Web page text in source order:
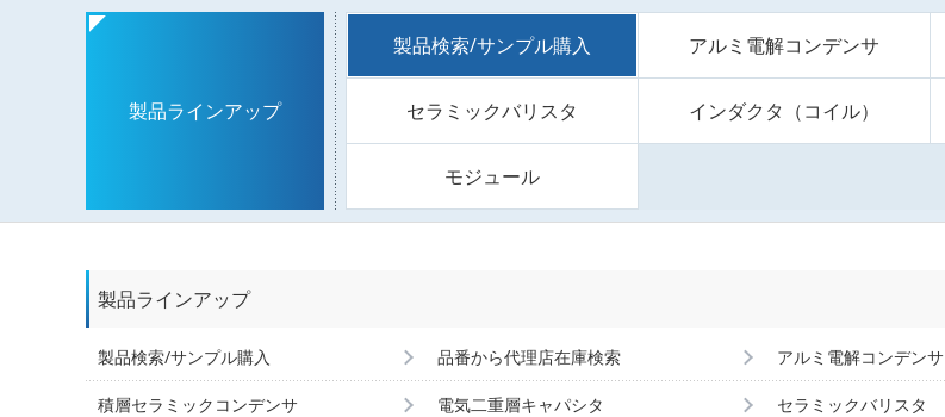
製品ラインアップ
製品検索/サンプル購入 アルミ電解コンデンサ
セラミックバリスタ インダクタ（コイル）
モジュール
製品ラインアップ
製品検索/サンプル購入 品番から代理店在庫検索 アルミ電解コンデンサ
積層セラミックコンデンサ 電気二重層キャパシタ セラミックバリスタ